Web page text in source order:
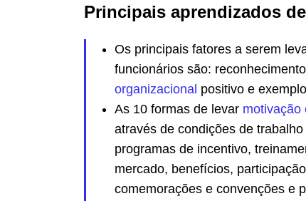
Principais aprendizados
Os principais fatores a serem
funcionários são:
organizacional positivo e
As 10 formas de levar motivação
através de condições de
programas de incentivo,
mercado, benefícios,
comemorações e convenções e